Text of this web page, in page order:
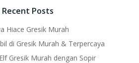
Recent Posts
Hiace Gresik Murah
di Gresik Murah & Terpercaya
Gresik Murah dengan Sopir